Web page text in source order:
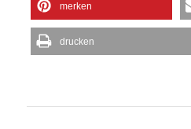
merken
drucken